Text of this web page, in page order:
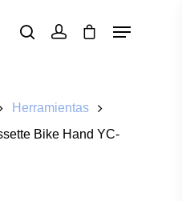
Herramientas
Bike Hand YC-